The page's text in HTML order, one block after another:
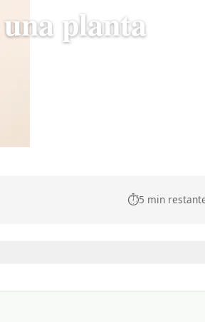
planta
⏱️5 min